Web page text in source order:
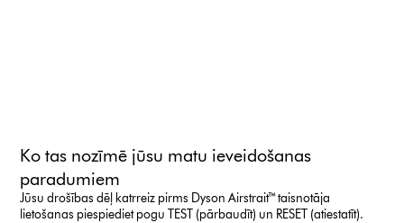
Ko tas nozīmē jūsu matu ieveidošanas
paradumiem
Jūsu drošības dēļ katrreiz pirms Dyson Airstrait™ taisnotāja
lietošanas piespiediet pogu TEST (pārbaudīt) un RESET (atiestatīt).